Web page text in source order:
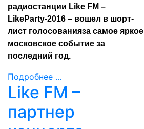
радиостанции Like FM –
LikeParty-2016 – вошел в шорт-
лист голосованияза самое яркое
московское событие за
последний год.
Подробнее ...
Like FM –
партнер